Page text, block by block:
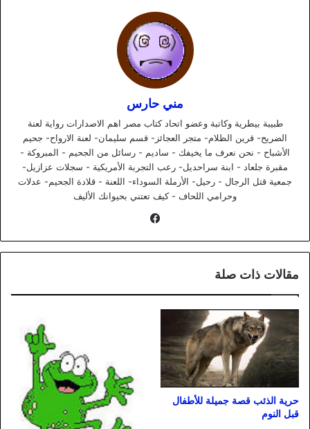
مني حارس
طبيبة بيطرية وكاتبة وعضو اتحاد كتاب مصر اهم الاصدارات رواية لعنة
الضريح- قرين الظلام- متجر العجائز- قسم سليمان- لعنة الارواح- جحيم
الأشباح - نحن نعرف ما يخيفك - ساديم - رسائل من الجحيم - المبروكة -
مقبرة جلعاد - ابنة سراحديل- رعب التجربة الأمريكية - سجلات عزازيل-
جمعية قتل الرجال - رحيل- الأرملة السوداء- اللعنة - قلادة الجحيم- عدلات
وحرامي اللحاف - كيف تعتني بحيوانك الأليف
مقالات ذات صلة
حرية الذئب قصة جميلة للأطفال
قبل النوم